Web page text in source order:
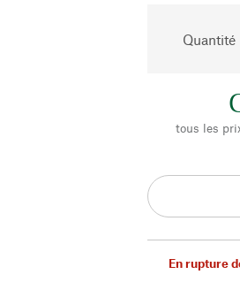
Quantité
tous les
En rupture